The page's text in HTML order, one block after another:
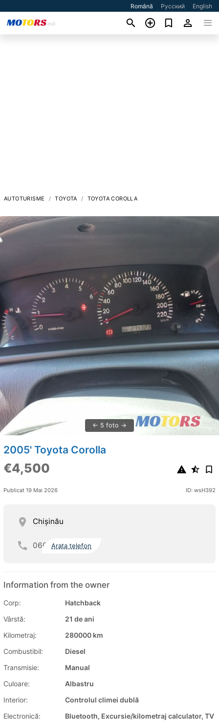
Română Русский English
AUTOTURISME TOYOTA TOYOTA COROLLA
5 foto
2005' Toyota Corolla
€4,500
Publicat 19 Mai 2026 ID: wsH392
Chişinău
060 Arata telefon
Information from the owner
Corp:
Hatchback
Vârstă:
21 de ani
Kilometraj:
280000 km
Combustibil:
Diesel
Transmisie:
Manual
Culoare:
Albastru
Interior:
Controlul climei dublă
Electronică:
Bluetooth, Excursie/kilometraj calculator, TV